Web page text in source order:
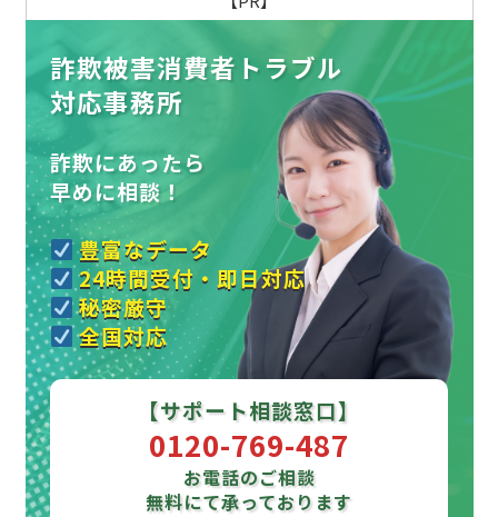
詐欺被害消費者トラブル
対応事務所
詐欺にあったら
早めに相談！
豊富なデータ
24時間受付・即日対応
秘密厳守
全国対応
【サポート相談窓口】
0120-769-487
お電話のご相談
無料にて承っております